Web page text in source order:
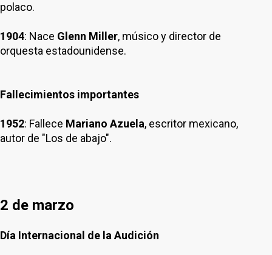
polaco.
1904: Nace Glenn Miller, músico y director de
orquesta estadounidense.
Fallecimientos importantes
1952: Fallece Mariano Azuela, escritor mexicano,
autor de "Los de abajo".
2 de marzo
Día Internacional de la Audición